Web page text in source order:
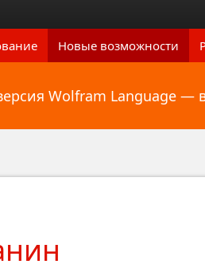
Новые возможности
возможностям
Wolfram Language —